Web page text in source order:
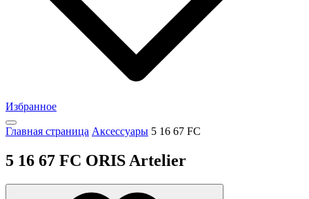
Избранное
Главная страница Аксессуары 5 16 67 FC
5 16 67 FC ORIS Artelier